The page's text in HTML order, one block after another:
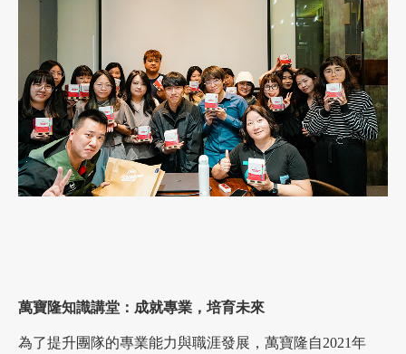
萬寶隆知識講堂：成就專業，培育未來
為了提升團隊的專業能力與職涯發展，萬寶隆自2021年